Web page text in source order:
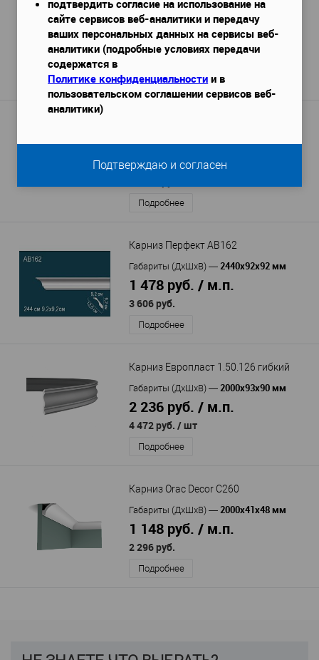
Габариты (ДхШхВ)—2000х70х120 мм.
775 руб. / м.п.
1 550 руб.
Подробнее
Габариты (ДхШхВ)—2000x112x116 мм
5 855 руб. / м.п.
Подробнее
Карниз Перфект AB162
Габариты (ДхШхВ) — 2440х92х92 мм
1 478 руб. / м.п.
3 606 руб.
Подробнее
Карниз Европласт 1.50.126 гибкий
Габариты (ДхШхВ) — 2000х93х90 мм
2 236 руб. / м.п.
4 472 руб. / шт
Подробнее
Карниз Orac Decor C260
Габариты (ДхШхВ) — 2000x41x48 мм
1 148 руб. / м.п.
2 296 руб.
Подробнее
подтвердить согласие на использование на
сайте сервисов веб-аналитики и передачу
ваших персональных данных на сервисы веб-
аналитики (подробные условиях передачи
содержатся в
Политике конфиденциальности и в
пользовательском соглашении сервисов веб-
аналитики)
Подтверждаю и согласен